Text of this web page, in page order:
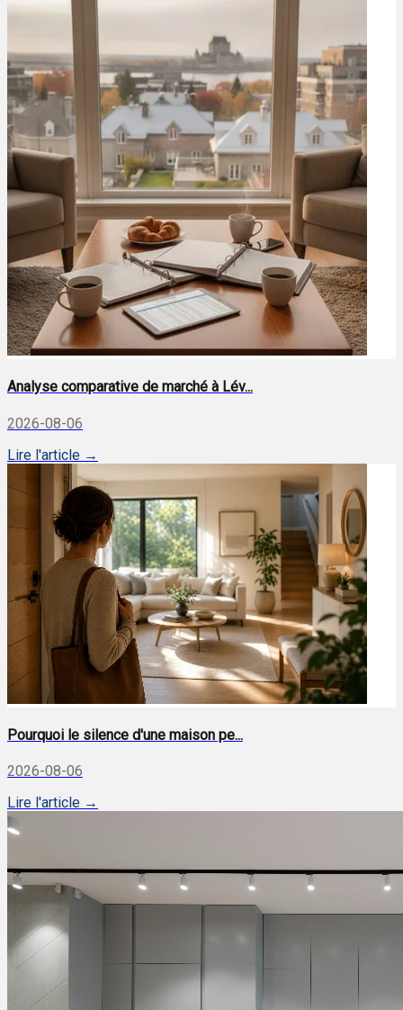
Analyse comparative de marché à Lév...
2026-08-06
Lire l'article →
Pourquoi le silence d'une maison pe...
2026-08-06
Lire l'article →